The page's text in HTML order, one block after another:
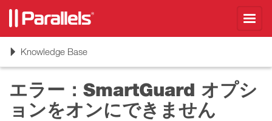
ToggleKnowledge Base
エラー：SmartGuard オプシ
ョンをオンにできません